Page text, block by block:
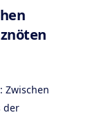
Zwischen
der